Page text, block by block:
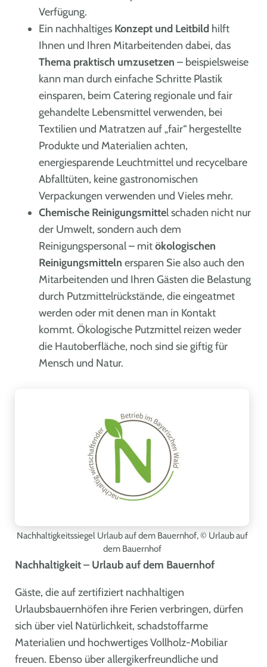
Verfügung.
Ein nachhaltiges Konzept und Leitbild hilft
Ihnen und Ihren Mitarbeitenden dabei, das
Thema praktisch umzusetzen – beispielsweise
kann man durch einfache Schritte Plastik
einsparen, beim Catering regionale und fair
gehandelte Lebensmittel verwenden, bei
Textilien und Matratzen auf „fair“ hergestellte
Produkte und Materialien achten,
energiesparende Leuchtmittel und recycelbare
Abfalltüten, keine gastronomischen
Verpackungen verwenden und Vieles mehr.
Chemische Reinigungsmittel schaden nicht nur
der Umwelt, sondern auch dem
Reinigungspersonal – mitökologischen
Reinigungsmitteln ersparen Sie also auch den
Mitarbeitenden und Ihren Gästen die Belastung
durch Putzmittelrückstände, die eingeatmet
werden oder mit denen man in Kontakt
kommt. Ökologische Putzmittel reizen weder
die Hautoberfläche, noch sind sie giftig für
Mensch und Natur.
Nachhaltigkeitssiegel Urlaub auf dem Bauernhof,© Urlaub auf
dem Bauernhof
Nachhaltigkeit – Urlaub auf dem Bauernhof
Gäste, die auf zertifiziert nachhaltigen
Urlaubsbauernhöfen ihre Ferien verbringen, dürfen
sich über viel Natürlichkeit, schadstoffarme
Materialien und hochwertiges Vollholz-Mobiliar
freuen. Ebenso über allergikerfreundliche und